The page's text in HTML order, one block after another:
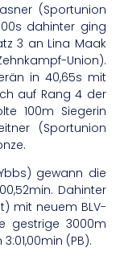
(Sportunion
dahinter ging
3 an Lina Maak
Union).
in 40,65s mit
auf Rang 4 der
100m Siegerin
(Sportunion
gewann die
Dahinter
mit neuem BLV-
gestrige 3000m
(PB).